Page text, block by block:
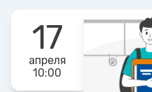
17
апреля
10:00